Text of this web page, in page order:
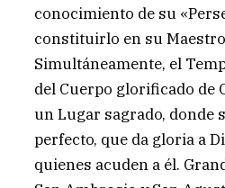
conocimiento de su
constituirlo en su
Simultáneamente, el
del Cuerpo glorificado de
un Lugar sagrado, donde
perfecto, que da gloria a
quienes acuden a él.